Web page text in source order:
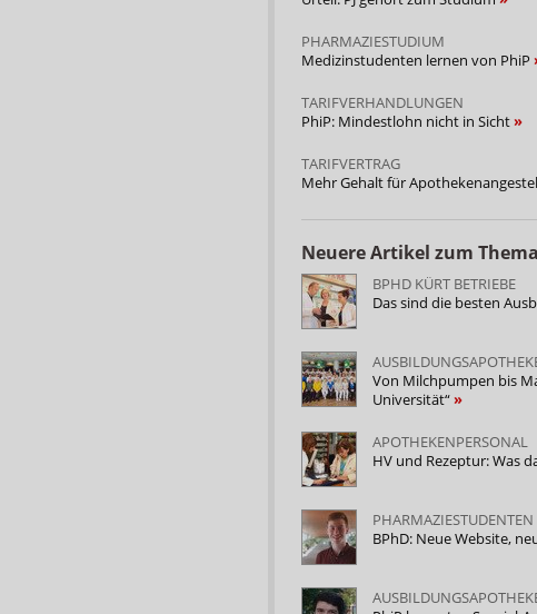
PHARMAZIESTUDIUM
Medizinstudenten lernen von PhiP
TARIFVERHANDLUNGEN
PhiP: Mindestlohn nicht in Sicht
TARIFVERTRAG
Mehr Gehalt für
Neuere Artikel zum Thema
BPHD KÜRT BETRIEBE
Das sind die besten
Von Milchpumpen bis
Universität“
APOTHEKENPERSONAL
HV und Rezeptur: Was
PHARMAZIESTUDENTEN
BPhD: Neue Website,